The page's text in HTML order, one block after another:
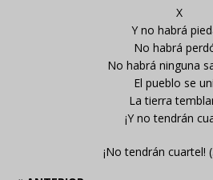
X
Y no habrá
No habrá
No habrá ninguna
El pueblo se
La tierra
¡Y no tendrán
¡No tendrán cuartel!